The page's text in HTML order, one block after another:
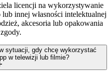
licencji na wykorzystywanie
innej własności intelektualnej
akcesoria lub opakowania
sytuacji, gdy chcę wykorzystać
w telewizji lub filmie?